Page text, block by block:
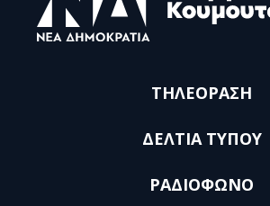
ΤΗΛΕΟΡΑΣΗ
ΔΕΛΤΙΑ ΤΥΠΟΥ
ΡΑΔΙΟΦΩΝΟ